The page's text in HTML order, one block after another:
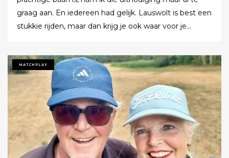
graag aan. En iedereen had gelijk. Lauswolt is best een
stukkie rijden, maar dan krijg je ook waar voor je
Tot ik uiteindelijk aankondigde dat ik het nu echt niet
meer ging zeggen.
MATCHPLAY